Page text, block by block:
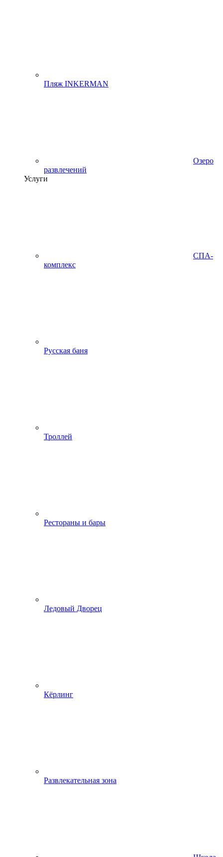
Пляж INKERMAN
Озеро
развлечений
Услуги
СПА-
комплекс
Русская баня
Троллей
Рестораны и бары
Ледовый Дворец
Кёрлинг
Развлекательная зона